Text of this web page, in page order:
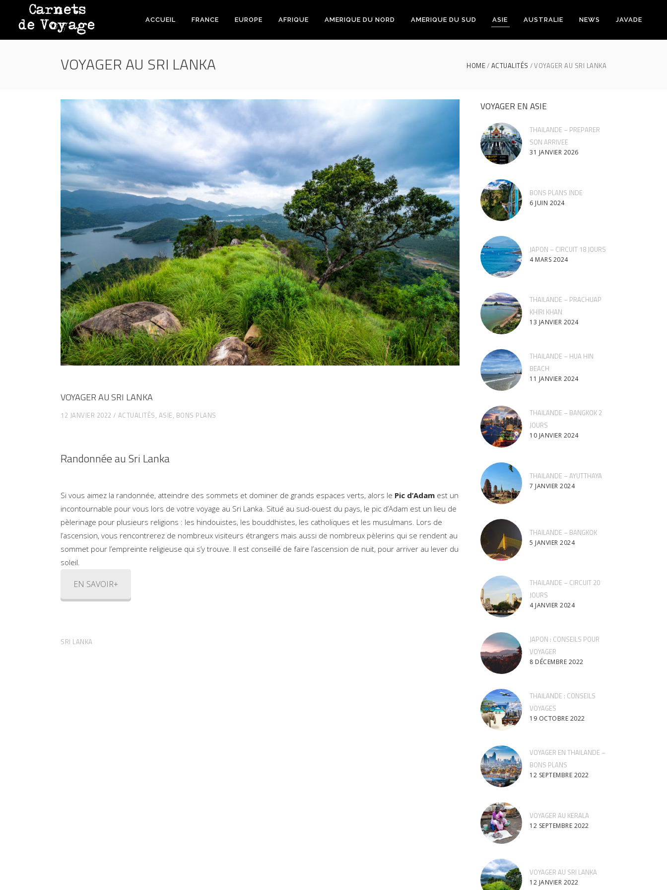
ACCUEIL FRANCE EUROPE AFRIQUE AMERIQUE DU NORD AMERIQUE DU SUD ASIE AUSTRALIE NEWS JAVADE
VOYAGER AU SRI LANKA HOME ACTUALITÉS VOYAGER AU SRI LANKA
VOYAGER AU SRI LANKA
12 JANVIER 2022 ACTUALITÉS, ASIE, BONS PLANS
Randonnée au Sri Lanka
Si vous aimez la randonnée, atteindre des sommets et dominer de grands espaces verts, alors le Pic d’Adam est un
incontournable pour vous lors de votre voyage au Sri Lanka. Situé au sud-ouest du pays, le pic d’Adam est un lieu de
pèlerinage pour plusieurs religions : les hindouistes, les bouddhistes, les catholiques et les musulmans. Lors de
l’ascension, vous rencontrerez de nombreux visiteurs étrangers mais aussi de nombreux pèlerins qui se rendent au
sommet pour l’empreinte religieuse qui s’y trouve. Il est conseillé de faire l’ascension de nuit, pour arriver au lever du
soleil.
EN SAVOIR+
SRI LANKA
VOYAGER EN ASIE
THAILANDE – PREPARER
SON ARRIVEE
31 JANVIER 2026
BONS PLANS INDE
6 JUIN 2024
JAPON – CIRCUIT 18 JOURS
4 MARS 2024
THAILANDE – PRACHUAP
KHIRI KHAN
13 JANVIER 2024
THAILANDE – HUA HIN
BEACH
11 JANVIER 2024
THAILANDE – BANGKOK 2
JOURS
10 JANVIER 2024
THAILANDE – AYUTTHAYA
7 JANVIER 2024
THAILANDE – BANGKOK
5 JANVIER 2024
THAILANDE – CIRCUIT 20
JOURS
4 JANVIER 2024
JAPON : CONSEILS POUR
VOYAGER
8 DÉCEMBRE 2022
THAILANDE : CONSEILS
VOYAGES
19 OCTOBRE 2022
VOYAGER EN THAILANDE –
BONS PLANS
12 SEPTEMBRE 2022
VOYAGER AU KERALA
12 SEPTEMBRE 2022
VOYAGER AU SRI LANKA
12 JANVIER 2022